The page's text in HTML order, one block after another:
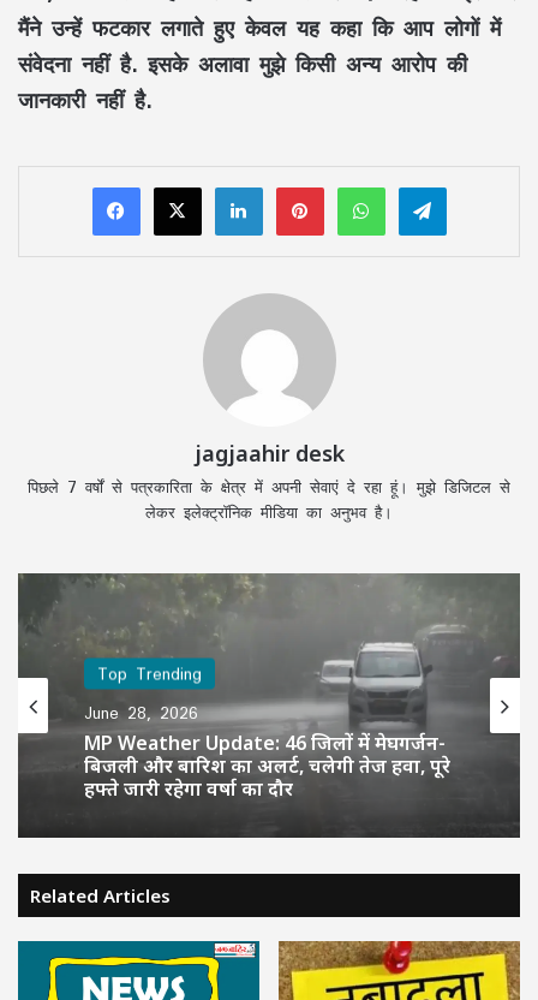
मैंने उन्हें फटकार लगाते हुए केवल यह कहा कि आप लोगों में
संवेदना नहीं है. इसके अलावा मुझे किसी अन्य आरोप की
जानकारी नहीं है.
LinkedInPinterestWhatsAppTelegram
jagjaahir desk
पिछले 7 वर्षों से पत्रकारिता के क्षेत्र में अपनी सेवाएं दे रहा हूं। मुझे डिजिटल से
लेकर इलेक्ट्रॉनिक मीडिया का अनुभव है।
Top Trending
June 28, 2026
MP Weather Update: 46 जिलों में मेघगर्जन-
बिजली और बारिश का अलर्ट, चलेगी तेज हवा, पूरे
हफ्ते जारी रहेगा वर्षा का दौर
Related Articles